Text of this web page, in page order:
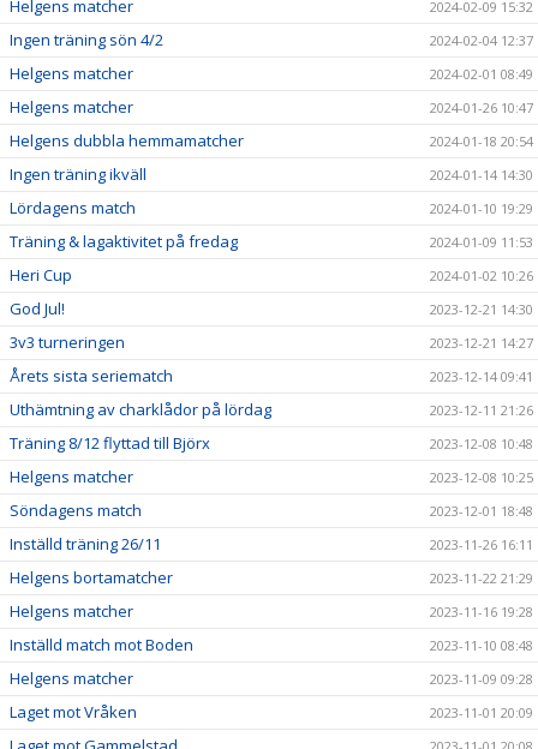
Helgens matcher 2024-02-09 15:32
Ingen träning sön 4/2 2024-02-04 12:37
Helgens matcher 2024-02-01 08:49
Helgens matcher 2024-01-26 10:47
Helgens dubbla hemmamatcher 2024-01-18 20:54
Ingen träning ikväll 2024-01-14 14:30
Lördagens match 2024-01-10 19:29
Träning & lagaktivitet på fredag 2024-01-09 11:53
Heri Cup 2024-01-02 10:26
God Jul! 2023-12-21 14:30
3v3 turneringen 2023-12-21 14:27
Årets sista seriematch 2023-12-14 09:41
Uthämtning av charklådor på lördag 2023-12-11 21:26
Träning 8/12 flyttad till Björx 2023-12-08 10:48
Helgens matcher 2023-12-08 10:25
Söndagens match 2023-12-01 18:48
Inställd träning 26/11 2023-11-26 16:11
Helgens bortamatcher 2023-11-22 21:29
Helgens matcher 2023-11-16 19:28
Inställd match mot Boden 2023-11-10 08:48
Helgens matcher 2023-11-09 09:28
Laget mot Vråken 2023-11-01 20:09